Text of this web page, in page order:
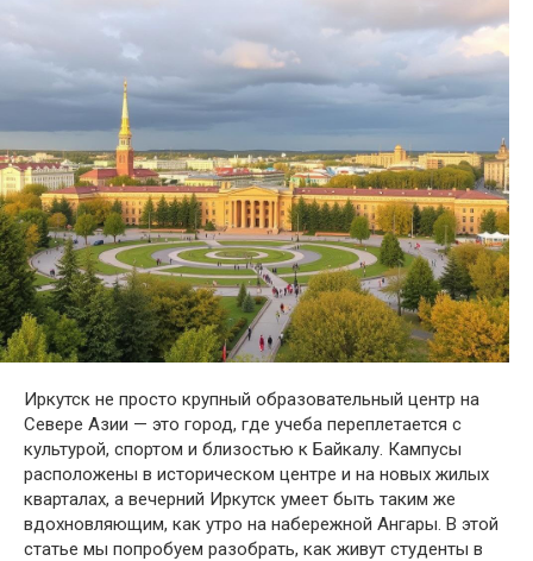
Иркутск не просто крупный образовательный центр на
Севере Азии — это город, где учеба переплетается с
культурой, спортом и близостью к Байкалу. Кампусы
расположены в историческом центре и на новых жилых
кварталах, а вечерний Иркутск умеет быть таким же
вдохновляющим, как утро на набережной Ангары. В этой
статье мы попробуем разобрать, как живут студенты в